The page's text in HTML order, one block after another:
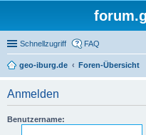
Schnellzugriff FAQ
geo-iburg.de
Foren-Übersicht
Anmelden
Benutzername: